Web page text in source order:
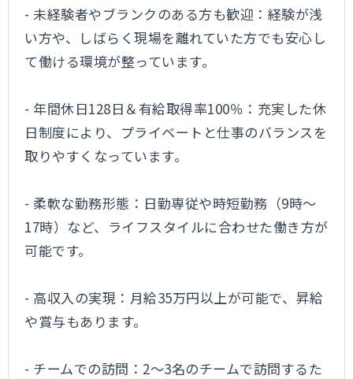
- 未経験者やブランクのある方も歓迎：経験が浅
い方や、しばらく現場を離れていた方でも安心し
て働ける環境が整っています。
- 年間休日128日＆有給取得率100％：充実した休
日制度により、プライベートと仕事のバランスを
取りやすくなっています。
- 柔軟な勤務形態：日勤専従や時短勤務（9時～
17時）など、ライフスタイルに合わせた働き方が
可能です。
- 高収入の実現：月給35万円以上が可能で、昇給
や賞与もあります。
- チームでの訪問：2～3名のチームで訪問するた